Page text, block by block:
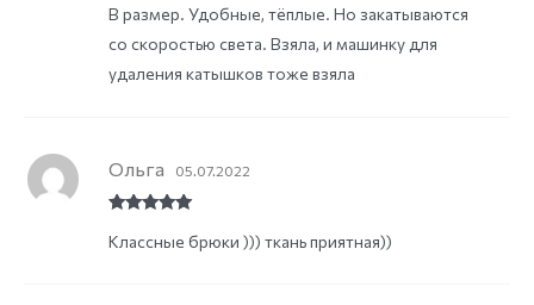
of 5
В размер. Удобные, тёплые. Но закатываются
со скоростью света. Взяла, и машинку для
удаления катышков тоже взяла
of 5
Ольга 05.07.2022
Классные брюки ))) ткань приятная))